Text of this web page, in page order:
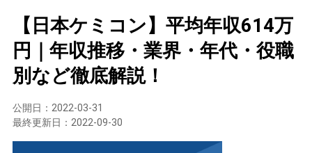
【日本ケミコン】平均年収614万
円｜年収推移・業界・年代・役職
別など徹底解説！
公開日： 2022-03-31
最終更新日： 2022-09-30